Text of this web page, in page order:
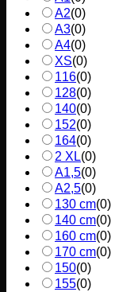
A2(0)
A3(0)
A4(0)
XS(0)
116(0)
128(0)
140(0)
152(0)
164(0)
2 XL(0)
A1,5(0)
A2,5(0)
130 cm(0)
140 cm(0)
160 cm(0)
170 cm(0)
150(0)
155(0)